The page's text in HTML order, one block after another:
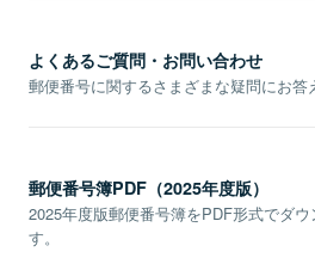
よくあるご質問・お問い合わせ
郵便番号に関するさまざまな疑問にお答
郵便番号簿PDF（2025年度版）
2025年度版郵便番号簿をPDF形式でダウ
す。